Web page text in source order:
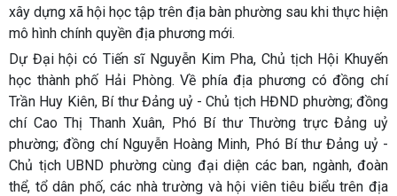
xây dựng xã hội học tập trên địa bàn phường sau khi thực hiện
mô hình chính quyền địa phương mới.
Dự Đại hội có Tiến sĩ Nguyễn Kim Pha, Chủ tịch Hội Khuyến
học thành phố Hải Phòng. Về phía địa phương có đồng chí
Trần Huy Kiên, Bí thư Đảng uỷ - Chủ tịch HĐND phường; đồng
chí Cao Thị Thanh Xuân, Phó Bí thư Thường trực Đảng uỷ
phường; đồng chí Nguyễn Hoàng Minh, Phó Bí thư Đảng uỷ -
Chủ tịch UBND phường cùng đại diện các ban, ngành, đoàn
thể, tổ dân phố, các nhà trường và hội viên tiêu biểu trên địa